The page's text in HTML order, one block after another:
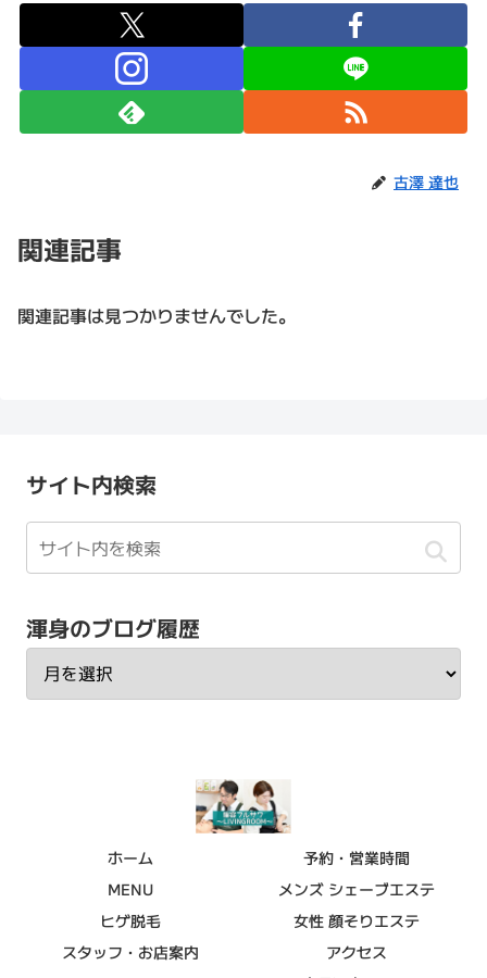
古澤 達也
関連記事
関連記事は見つかりませんでした。
サイト内検索
渾身のブログ履歴
ホーム
予約・営業時間
MENU
メンズ シェーブエステ
ヒゲ脱毛
女性 顔そりエステ
スタッフ・お店案内
アクセス